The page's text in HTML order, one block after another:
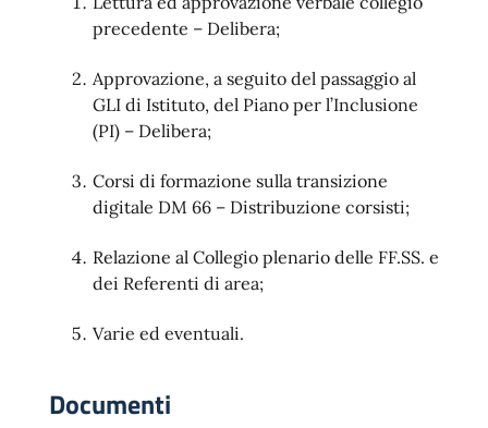
precedente – Delibera;
Approvazione, a seguito del passaggio al
GLI di Istituto, del Piano per l’Inclusione
(PI) – Delibera;
Corsi di formazione sulla transizione
digitale DM 66 – Distribuzione corsisti;
Relazione al Collegio plenario delle FF.SS. e
dei Referenti di area;
Varie ed eventuali.
Documenti